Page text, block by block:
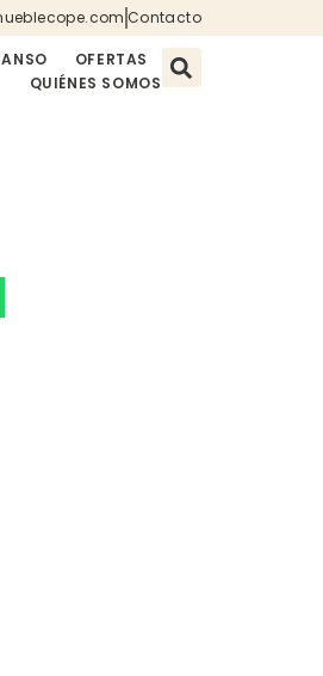
Contacto
OFERTAS
QUIÉNES SOMOS